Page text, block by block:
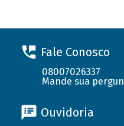
Fale Conosco
08007026337
Mande sua
Ouvidoria